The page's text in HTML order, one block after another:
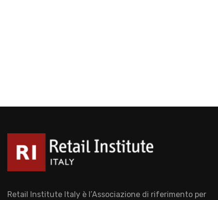
Retail Institute Italy è l’Associazione di riferimento per